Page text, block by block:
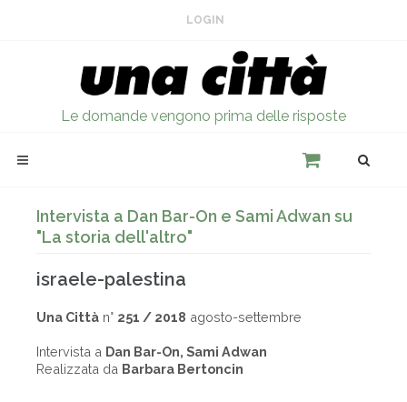
LOGIN
Le domande vengono prima delle risposte
Intervista a Dan Bar-On e Sami Adwan su
"La storia dell'altro"
israele-palestina
Una Città n° 251 / 2018 agosto-settembre
Intervista a Dan Bar-On, Sami Adwan
Realizzata da Barbara Bertoncin